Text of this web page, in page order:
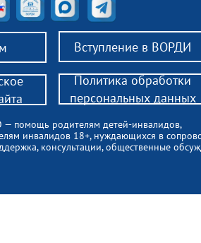
Вступление в ВОРДИ
помощь родителям детей-инвалидов,
инвалидов 18+, нуждающихся в
консультации, общественные
Политика обработки
персональных данных